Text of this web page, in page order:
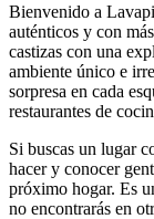
Bienvenido a
auténticos y con
castizas con una
ambiente único e
sorpresa en cada
restaurantes de
Si buscas un lugar
hacer y conocer
próximo hogar. Es
no encontrarás en